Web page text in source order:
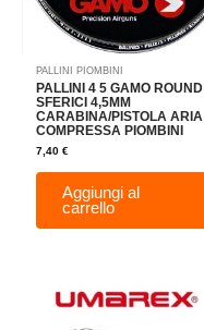
PALLINI PIOMBINI
PALLINI 4 5 GAMO ROUND
SFERICI 4,5MM
CARABINA/PISTOLA ARIA
COMPRESSA PIOMBINI
7,40€
Aggiungi al
carrello